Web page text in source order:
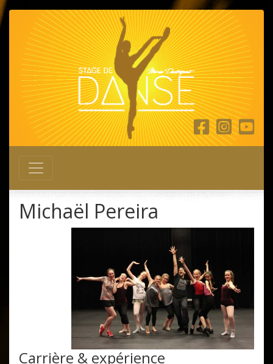
Main Navigation
Michaël Pereira
Carrière & expérience